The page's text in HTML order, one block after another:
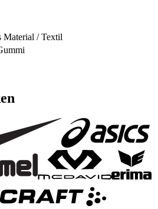
Material / Textil